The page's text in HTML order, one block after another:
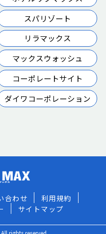
スパリゾート
リラマックス
マックスウォッシュ
コーポレートサイト
ダイワコーポレーション
合わせ
利用規約
サイトマップ